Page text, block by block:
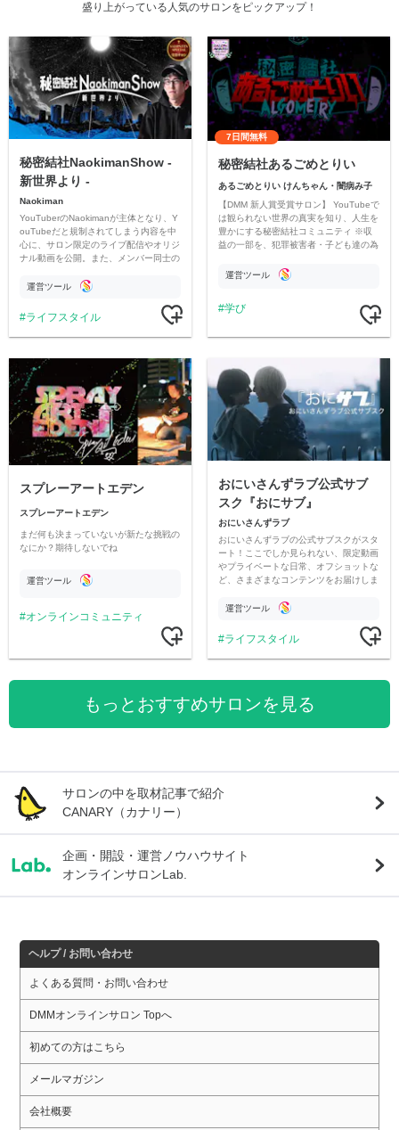
盛り上がっている人気のサロンをピックアップ！
秘密結社NaokimanShow -
新世界より -
Naokiman
YouTuberのNaokimanが主体となり、Y
ouTubeだと規制されてしまう内容を中
心に、サロン限定のライブ配信やオリジ
ナル動画を公開。また、メンバー同士の
ただいています。
運営ツール
ライフスタイル
7日間無料
秘密結社あるごめとりい
あるごめとりい けんちゃん・闇病み子
【DMM 新人賞受賞サロン】 YouTubeで
は観られない世界の真実を知り、人生を
豊かにする秘密結社コミュニティ ※収
益の一部を、犯罪被害者・子ども達の為
す運営ツール
学び
スプレーアートエデン
スプレーアートエデン
まだ何も決まっていないが新たな挑戦の
なにか？期待しないでね
運営ツール
オンラインコミュニティ
おにいさんずラブ公式サブ
スク『おにサブ』
おにいさんずラブ
おにいさんずラブの公式サブスクがスタ
ート！ここでしか見られない、限定動画
やプライベートな日常、オフショットな
ど、さまざまなコンテンツをお届けしま
運営ツール
ライフスタイル
もっとおすすめサロンを見る
サロンの中を取材記事で紹介
CANARY（カナリー）
企画・開設・運営ノウハウサイト
オンラインサロンLab.
ヘルプ / お問い合わせ
よくある質問・お問い合わせ
DMMオンラインサロン Topへ
初めての方はこちら
メールマガジン
会社概要